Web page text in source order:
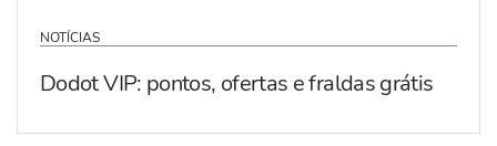
NOTÍCIAS
Dodot VIP: pontos, ofertas e fraldas grátis